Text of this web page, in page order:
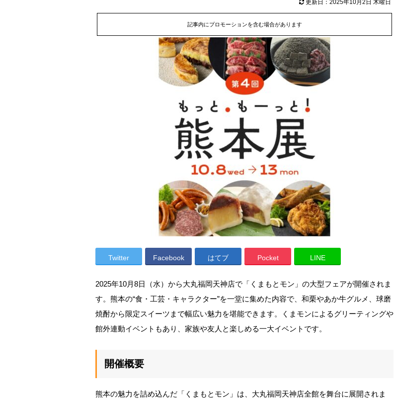
更新日：2025年10月2日 木曜日
記事内にプロモーションを含む場合があります
Twitter Facebook はてブ Pocket LINE
2025年10月8日（水）から大丸福岡天神店で「くまもとモン」の大型フェアが開催されま
す。熊本の“食・工芸・キャラクター”を一堂に集めた内容で、和栗やあか牛グルメ、球磨
焼酎から限定スイーツまで幅広い魅力を堪能できます。くまモンによるグリーティングや
館外連動イベントもあり、家族や友人と楽しめる一大イベントです。
開催概要
熊本の魅力を詰め込んだ「くまもとモン」は、大丸福岡天神店全館を舞台に展開されま